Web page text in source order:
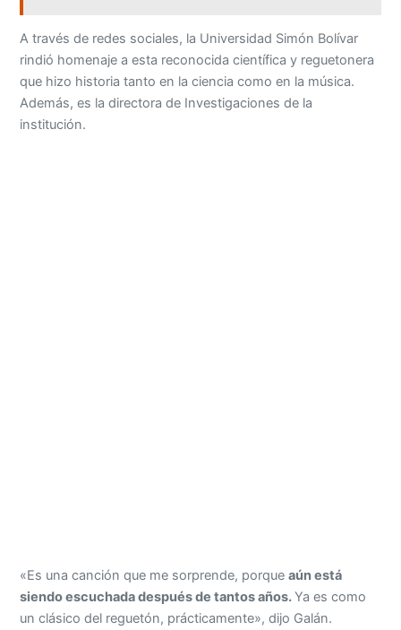
A través de redes sociales, la Universidad Simón Bolívar
rindió homenaje a esta reconocida científica y reguetonera
que hizo historia tanto en la ciencia como en la música.
Además, es la directora de Investigaciones de la
institución.
«Es una canción que me sorprende, porqueaún está
siendo escuchada después de tantos años.Ya es como
un clásico del reguetón, prácticamente», dijo Galán.